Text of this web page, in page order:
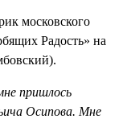
московского
Радость» на
пришлось
Осипова. Мне